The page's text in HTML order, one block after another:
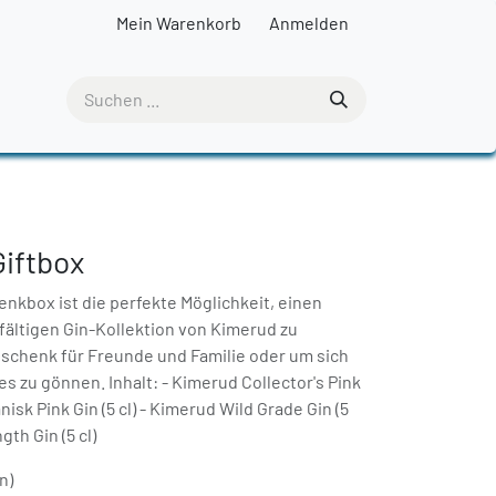
Mein Warenkorb Anmelden
ist die perfekte Möglichkeit, einen
Gin-Kollektion von Kimerud zu
für Freunde und Familie oder um sich
zu gönnen. Inhalt: - Kimerud Collector's Pink
Pink Gin (5 cl) - Kimerud Wild Grade Gin (5
Gin (5 cl)